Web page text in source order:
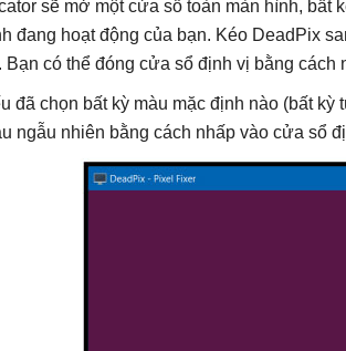
sẽ mở một cửa sổ toàn màn hình, bất
đang hoạt động của bạn. Kéo DeadPix
Bạn có thể đóng cửa sổ định vị bằng
đã chọn bất kỳ màu mặc định nào (bất
ngẫu nhiên bằng cách nhấp vào cửa sổ